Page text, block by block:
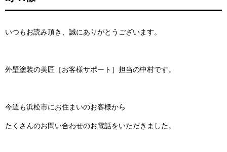
いつもお読み頂き、誠にありがとうございます。
外壁塗装の美匠［お客様サポート］担当の中村です。
今週も浜松市にお住まいのお客様から
たくさんのお問い合わせのお電話をいただきました。